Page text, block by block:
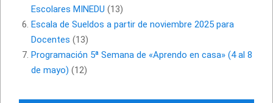
Escolares MINEDU (13)
Escala de Sueldos a partir de noviembre 2025 para
Docentes (13)
Programación 5ª Semana de «Aprendo en casa» (4 al 8
de mayo) (12)